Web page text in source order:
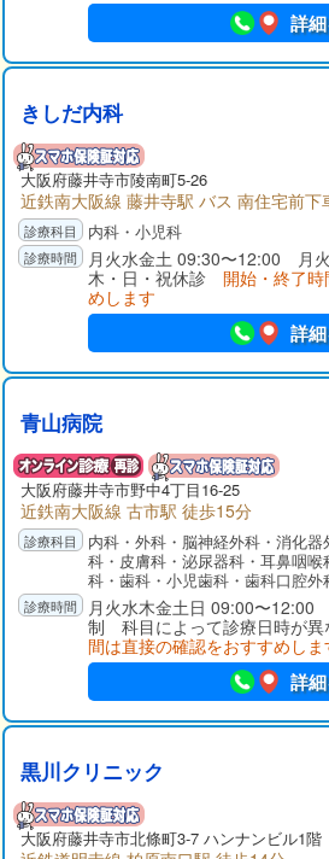
詳
きしだ内科
大阪府藤井寺市陵南町5-26
近鉄南大阪線 藤井寺駅 バス 南住宅前下
内科・小児科
月火水金土 09:30〜12:00 月
木・日・祝休診 開始・終了
めします
詳
青山病院
大阪府藤井寺市野中4丁目16-25
近鉄南大阪線 古市駅 徒歩15分
内科・外科・脳神経外科・消化
科・皮膚科・泌尿器科・耳鼻咽
科・歯科・小児歯科・歯科口腔
月火水木金土日 09:00〜12:00
制 科目によって診療日時が
間は直接の確認をおすすめしま
詳
黒川クリニック
大阪府藤井寺市北條町3-7 ハンナンビル1階